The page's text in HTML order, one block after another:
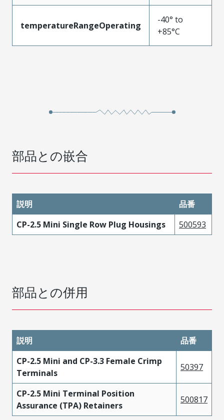
temperatureRangeOperating
-40° to
+85°C
部品との嵌合
説明
品番
CP-2.5 Mini Single Row Plug Housings
500593
部品との併用
説明
品番
CP-2.5 Mini and CP-3.3 Female Crimp
Terminals
50397
CP-2.5 Mini Terminal Position
Assurance (TPA) Retainers
500817